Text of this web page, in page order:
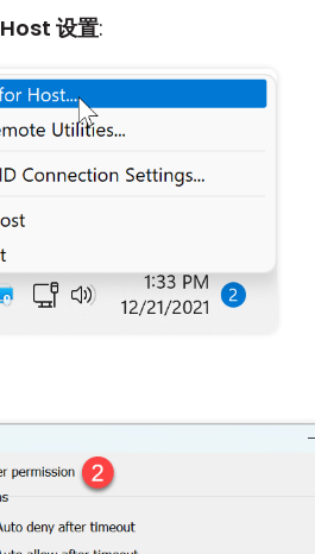
Host 设置: